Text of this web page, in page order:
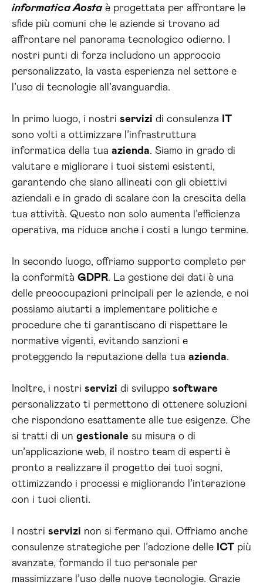
informatica Aostaè progettata per affrontare le
sfide più comuni che le aziende si trovano ad
affrontare nel panorama tecnologico odierno. I
nostri punti di forza includono un approccio
personalizzato, la vasta esperienza nel settore e
l’uso di tecnologie all’avanguardia.
In primo luogo, i nostri servizi di consulenza
IT
sono volti a ottimizzare l’infrastruttura
informatica della tua azienda. Siamo in grado di
valutare e migliorare i tuoi sistemi esistenti,
garantendo che siano allineati con gli obiettivi
aziendali e in grado di scalare con la crescita della
tua attività. Questo non solo aumenta l’efficienza
operativa, ma riduce anche i costi a lungo termine.
In secondo luogo, offriamo supporto completo per
la conformità GDPR. La gestione dei dati è una
delle preoccupazioni principali per le aziende, e noi
possiamo aiutarti a implementare politiche e
procedure che ti garantiscano di rispettare le
normative vigenti, evitando sanzioni e
proteggendo la reputazione della tua azienda.
Inoltre, i nostri servizi di sviluppo software
personalizzato ti permettono di ottenere soluzioni
che rispondono esattamente alle tue esigenze. Che
si tratti di un gestionale su misura o di
un’applicazione web, il nostro team di esperti è
pronto a realizzare il progetto dei tuoi sogni,
ottimizzando i processi e migliorando l’interazione
con i tuoi clienti.
I nostri servizi non si fermano qui. Offriamo anche
consulenze strategiche per l’adozione delle ICT più
avanzate, formando il tuo personale per
massimizzare l’uso delle nuove tecnologie. Grazie